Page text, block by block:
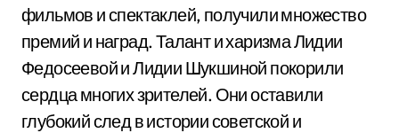
фильмов и спектаклей, получили множество
премий и наград. Талант и харизма Лидии
Федосеевой и Лидии Шукшиной покорили
сердца многих зрителей. Они оставили
глубокий след в истории советской и